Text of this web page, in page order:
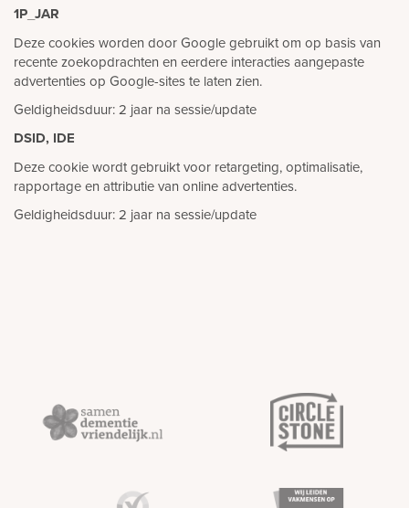
1P_JAR
Deze cookies worden door Google gebruikt om op basis van
recente zoekopdrachten en eerdere interacties aangepaste
advertenties op Google-sites te laten zien.
Geldigheidsduur: 2 jaar na sessie/update
DSID, IDE
Deze cookie wordt gebruikt voor retargeting, optimalisatie,
rapportage en attributie van online advertenties.
Geldigheidsduur: 2 jaar na sessie/update